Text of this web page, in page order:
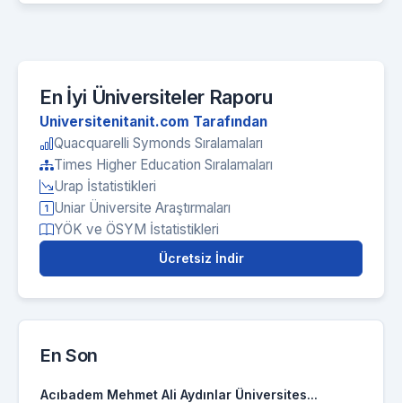
En İyi Üniversiteler Raporu
Universitenitanit.com Tarafından
Quacquarelli Symonds Sıralamaları
Times Higher Education Sıralamaları
Urap İstatistikleri
Uniar Üniversite Araştırmaları
YÖK ve ÖSYM İstatistikleri
Ücretsiz İndir
En Son
Acıbadem Mehmet Ali Aydınlar Üniversites...